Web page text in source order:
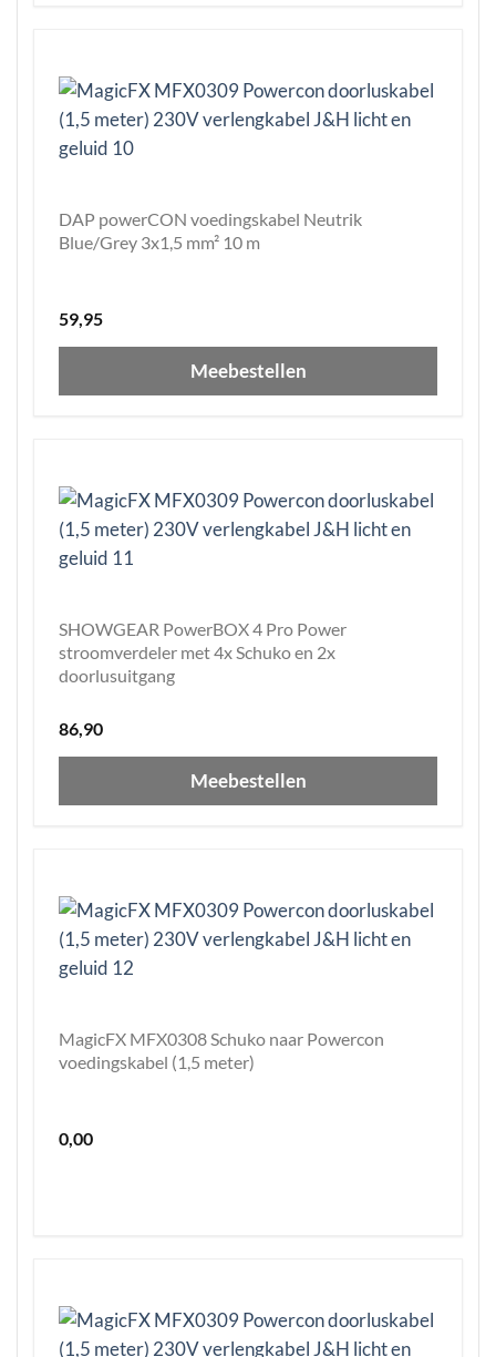
DAP powerCON voedingskabel Neutrik
Blue/Grey 3x1,5 mm² 10 m
59,95
Meebestellen
SHOWGEAR PowerBOX 4 Pro Power
stroomverdeler met 4x Schuko en 2x
doorlusuitgang
86,90
Meebestellen
MagicFX MFX0308 Schuko naar Powercon
voedingskabel (1,5 meter)
0,00